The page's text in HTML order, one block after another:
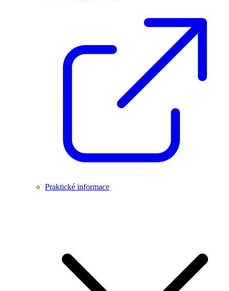
Praktické informace